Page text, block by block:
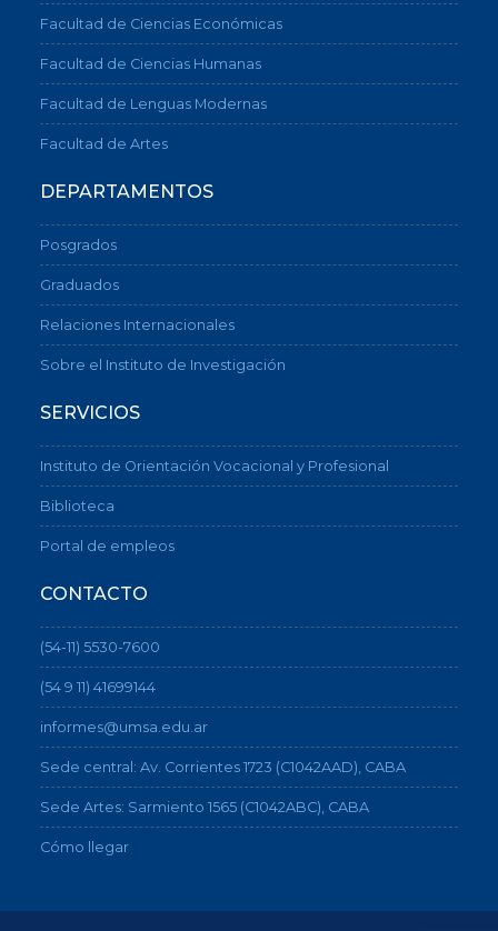
Facultad de Ciencias Económicas
Facultad de Ciencias Humanas
Facultad de Lenguas Modernas
Facultad de Artes
DEPARTAMENTOS
Posgrados
Graduados
Relaciones Internacionales
Sobre el Instituto de Investigación
SERVICIOS
Instituto de Orientación Vocacional y Profesional
Biblioteca
Portal de empleos
CONTACTO
(54-11) 5530-7600
(54 9 11) 41699144
informes@umsa.edu.ar
Sede central: Av. Corrientes 1723 (C1042AAD), CABA
Sede Artes: Sarmiento 1565 (C1042ABC), CABA
Cómo llegar